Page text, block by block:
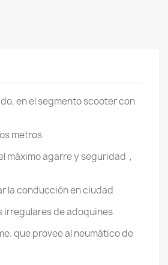
en el segmento scooter con
metros
máximo agarre y seguridad ,
la conducción en ciudad
irregulares de adoquines
que provee al neumático de